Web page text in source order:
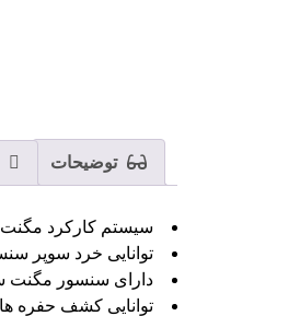
توضیحات
سیستم کارکرد
توانایی خرد سوپر
دارای سنسور مگنت
توانایی کشف حفره ها و